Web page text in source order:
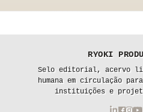
RYOKI
Selo editorial, acervo
humana em circulação
instituições e